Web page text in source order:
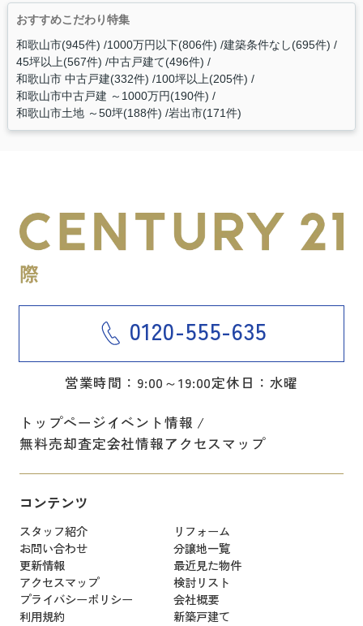
おすすめこだわり特集
和歌山市(945件) 1000万円以下(806件) 建築条件なし(695件)
45坪以上(567件) 中古戸建て(496件)
和歌山市 中古戸建(332件) 100坪以上(205件)
和歌山市中古戸建 ～1000万円(190件)
和歌山市土地 ～50坪(188件) 岩出市(171件)
0120-555-635
営業時間：9:00～19:00定休日：水曜
トップページイベント情報
無料売却査定会社情報アクセスマップ
コンテンツ
スタッフ紹介
リフォーム
お問い合わせ
分譲地一覧
更新情報
最近見た物件
アクセスマップ
検討リスト
プライバシーポリシー
会社概要
利用規約
新築戸建て